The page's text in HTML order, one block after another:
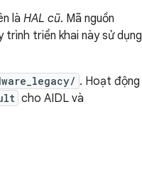
là HAL cũ. Mã nguồn
triển khai này sử dụng
. Hoạt động
cho AIDL và